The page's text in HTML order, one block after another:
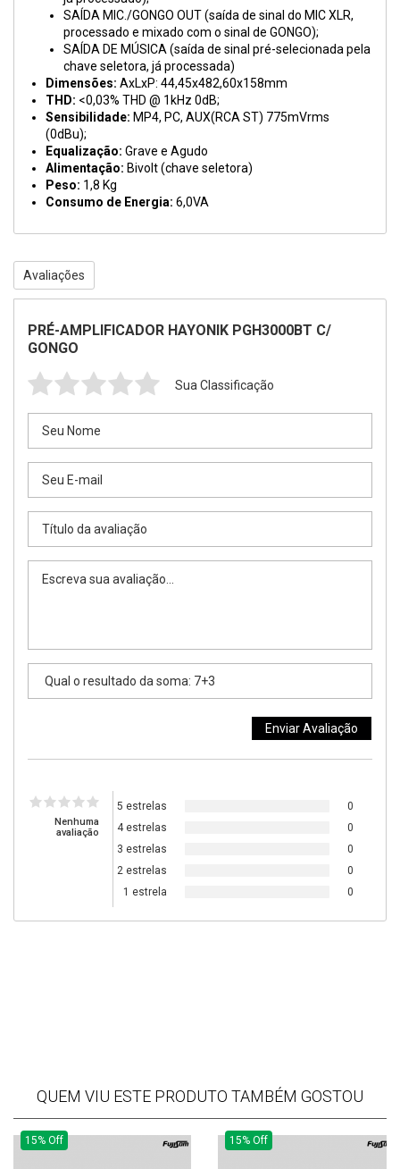
SAÍDA MIC./GONGO OUT (saída de sinal do MIC XLR,
processado e mixado com o sinal de GONGO);
SAÍDA DE MÚSICA (saída de sinal pré-selecionada pela
chave seletora, já processada)
Dimensões: AxLxP: 44,45x482,60x158mm
THD: <0,03% THD @ 1kHz 0dB;
Sensibilidade: MP4, PC, AUX(RCA ST) 775mVrms
(0dBu);
Equalização: Grave e Agudo
Alimentação: Bivolt (chave seletora)
Peso: 1,8 Kg
Consumo de Energia: 6,0VA
Avaliações
PRÉ-AMPLIFICADOR HAYONIK PGH3000BT C/
GONGO
Sua Classificação
Nenhuma
avaliação
5 estrelas
0
4 estrelas
0
3 estrelas
0
2 estrelas
0
1 estrela
0
QUEM VIU ESTE PRODUTO TAMBÉM GOSTOU
15% Off 15% Off